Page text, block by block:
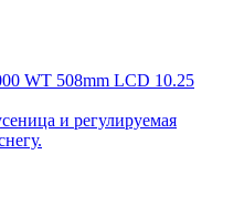
WT 508mm LCD 10.25
и регулируемая